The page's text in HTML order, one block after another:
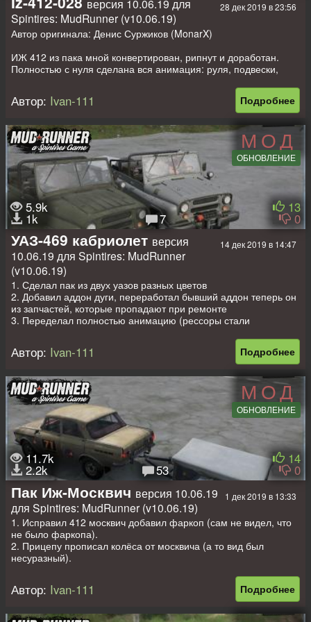
28 дек 2019 в 23:56
версия 10.06.19 для
Spintires: MudRunner (v10.06.19)
Автор оригинала: Денис Суржиков (MonarX)
ИЖ 412 из пака мной конвертирован, рипнут и доработан.
Полностью с нуля сделана вся анимация: руля, подвески,
виде из салона), даже воздух засасывает радиатор. В моде
два ИЖа. Второй - клон первого, разница лишь в цвете и
опущенном боковом стекле. Машины могут возить лес 4 очка.
Сделал сам Аддон на багажник с анимацией. Приятных
покатушек. Строго не судите, я только учусь!
Подробнее
Автор: Ivan-111
МОД
ОБНОВЛЕНИЕ
5.9k
1k 7
13
0
14 дек 2019 в 14:47
УАЗ-469 кабриолет версия
10.06.19 для Spintires: MudRunner
(v10.06.19)
1. Сделал пак из двух уазов разных цветов
2. Добавил аддон дуги, переработал бывший аддон теперь он
из запчастей, которые пропадают при ремонте
3. Переделал полностью анимацию (рессоры стали
4. Добавил анимацию перед.брызговиков (как на дефолте)
5. Убрал колечки с крыльев и исправил зад. кардан
Все анимации сделал сам.
Делал в первые так что строго не судите.
Сделал простенький аддон.
Мод имеет различные анимации (руль, кулаки, кокпит, и.т.д.)
Подробнее
Автор: Ivan-111
МОД
ОБНОВЛЕНИЕ
11.7k
2.2k 53
14
0
1 дек 2019 в 13:33
Пак Иж-Москвич версия 10.06.19
для Spintires: MudRunner (v10.06.19)
1. Исправил 412 москвич добавил фаркоп (сам не видел, что
не было фаркопа).
2. Прицепу прописал колёса от москвича (а то вид был
несуразный).
Пак из пяти машин 408-412 москвич 412_028-2715 иж
(конверт из Spin Tires) и глубокая модернизация.
Подробнее
Автор: Ivan-111